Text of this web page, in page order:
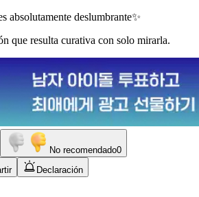
absolutamente deslumbrante✨
que resulta curativa con solo mirarla.
No recomendado0
Declaración